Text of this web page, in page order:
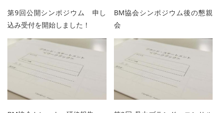
第9回公開シンポジウム 申し
込み受付を開始しました！
BM協会シンポジウム後の懇親
会